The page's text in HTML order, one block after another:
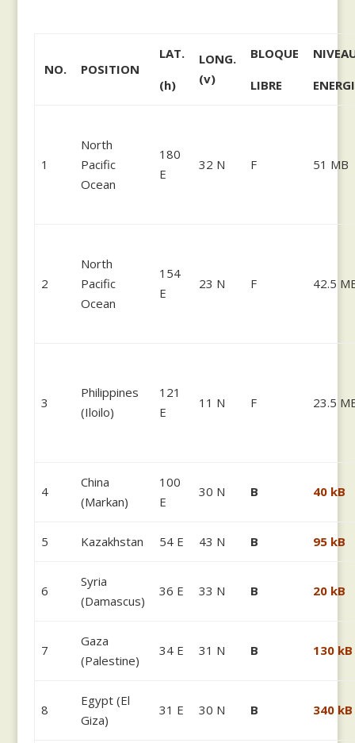
NO. POSITION
LAT.
(h)
LONG.
(v)
BLOQUE
LIBRE
1
North
Pacific
Ocean
180
E
32 N F 51 MB
2
North
Pacific
Ocean
154
E
23 N F 42.5
3
Philippines
(Iloilo)
121
E
11 N F 23.5
4
China
(Markan)
100
E
30 N B 40 kB
5 Kazakhstan 54 E 43 N B 95 kB
6
Syria
(Damascus)
36 E 33 N B 20 kB
7
Gaza
(Palestine)
34 E 31 N B 130 kB
8
Egypt (El
Giza)
31 E 30 N B 340 kB